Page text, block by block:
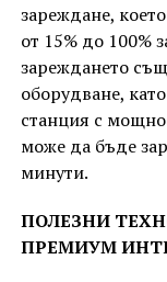
зареждане,
от 15% до 100%
зареждането
оборудване,
станция с
може да бъде
минути.
ПОЛЕЗНИ
ПРЕМИУМ